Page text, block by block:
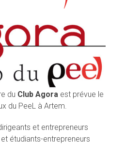
du Club Agora est prévue le
du PeeL à Artem.
et entrepreneurs
étudiants-entrepreneurs